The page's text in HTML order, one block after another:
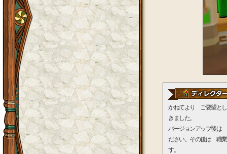
かねてより ご要望とし
きました。
バージョンアップ後は
ださい。その後は 職
す。